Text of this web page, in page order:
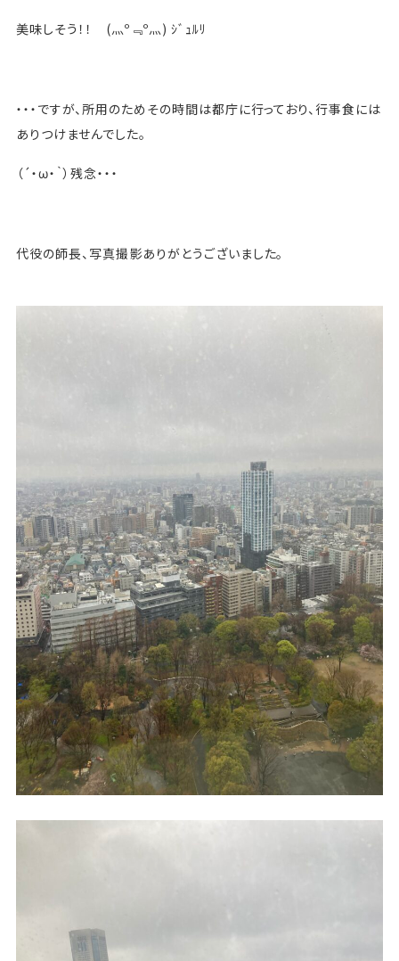
美味しそう！！ (灬º﹃º灬) ｼﾞｭﾙﾘ
・・・ですが、所用のためその時間は都庁に行っており、行事食には
ありつけませんでした。
（´・ω・｀）残念・・・
代役の師長、写真撮影ありがとうございました。